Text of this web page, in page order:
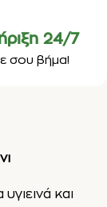
24/7
σου βήμα!
και